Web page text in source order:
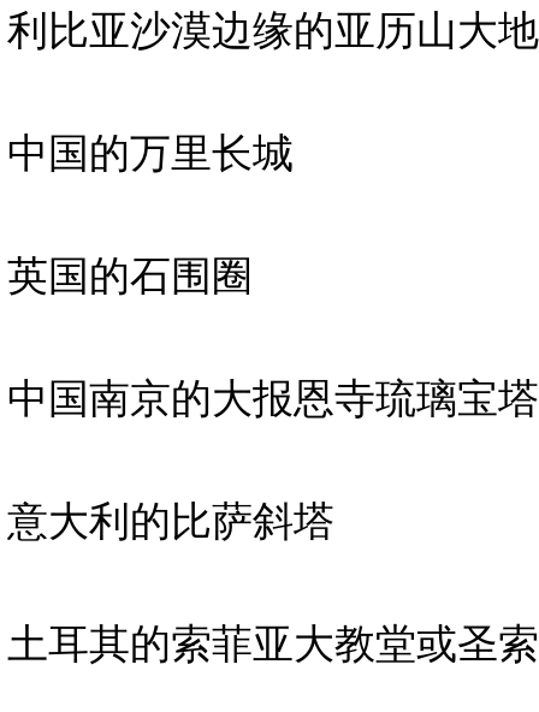
利比亚沙漠边缘的亚历山大
中国的万里长城
英国的石围圈
中国南京的大报恩寺琉璃宝塔
意大利的比萨斜塔
土耳其的索菲亚大教堂或圣